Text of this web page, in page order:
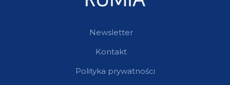
Newsletter
Kontakt
Polityka prywatności